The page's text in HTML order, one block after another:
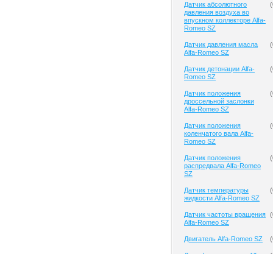
Датчик абсолютного
давления воздуха во
впускном коллекторе Alfa-
Romeo SZ
(
Датчик давления масла
Alfa-Romeo SZ
(
Датчик детонации Alfa-
Romeo SZ
(
Датчик положения
дроссельной заслонки
Alfa-Romeo SZ
(
Датчик положения
коленчатого вала Alfa-
Romeo SZ
(
Датчик положения
распредвала Alfa-Romeo
SZ
(
Датчик температуры
жидкости Alfa-Romeo SZ
(
Датчик частоты вращения
Alfa-Romeo SZ
(
Двигатель Alfa-Romeo SZ (